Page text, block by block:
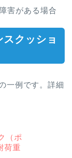
害がある場合
クッショ
一例です。詳細